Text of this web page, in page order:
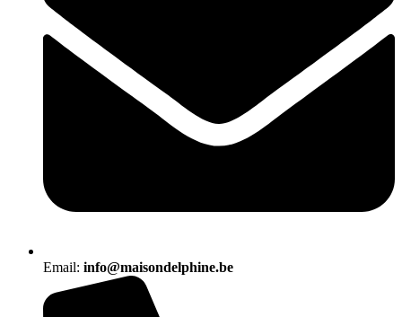
Email: info@maisondelphine.be